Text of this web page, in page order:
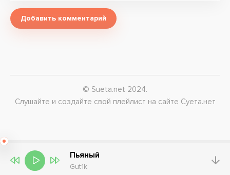
Добавить комментарий
© Sueta.net 2024.
Слушайте и создайте свой плейлист на сайте Суета.нет
Пьяный
Gut1k